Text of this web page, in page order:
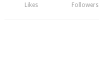
Likes Followers